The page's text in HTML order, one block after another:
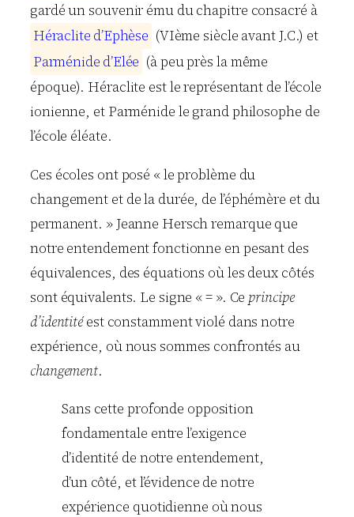
gardé un souvenir ému du chapitre consacré à
Héraclite d’Ephèse (VIème siècle avant J.C.) et
Parménide d’Elée (à peu près la même
époque). Héraclite est le représentant de l’école
ionienne, et Parménide le grand philosophe de
l’école éléate.
Ces écoles ont posé « le problème du
changement et de la durée, de l’éphémère et du
permanent. » Jeanne Hersch remarque que
notre entendement fonctionne en pesant des
équivalences, des équations où les deux côtés
sont équivalents. Le signe « = ». Ce principe
d’identitéest constamment violé dans notre
expérience, où nous sommes confrontés au
changement.
Sans cette profonde opposition
fondamentale entre l’exigence
d’identité de notre entendement,
d’un côté, et l’évidence de notre
expérience quotidienne où nous